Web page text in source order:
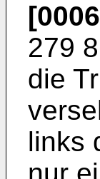
279
die
links